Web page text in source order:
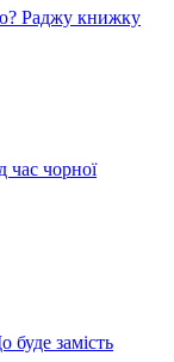
Раджу книжку
час чорної
буде замість